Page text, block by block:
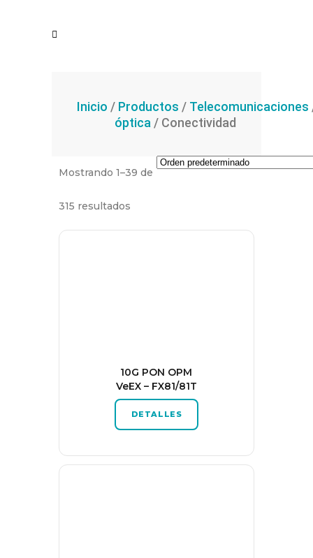
Inicio / Productos / Telecomunicaciones
óptica / Conectividad
Mostrando 1–39 de
315 resultados
10G PON OPM
VeEX – FX81/81T
DETALLES